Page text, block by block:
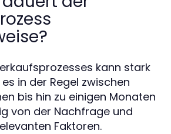
kann stark
in der Regel zwischen
bis hin zu einigen Monaten
von der Nachfrage und
Faktoren.